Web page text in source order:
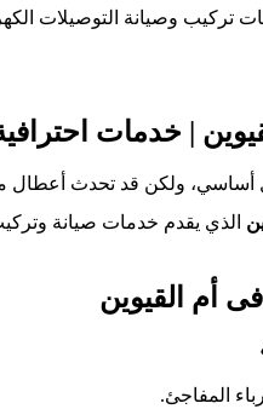
تركيب وصيانة التوصيلات
| خدمات
أساسي، ولكن قد تحدث أعطال
الذي يقدم خدمات صيانة
أم القيوين
المفاجئ.